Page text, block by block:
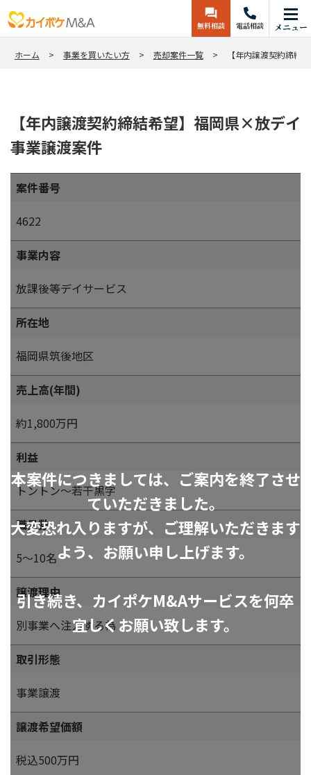
無料相談 電話相談 メニュー
ホーム 事業を買いたい方 売却案件一覧 【年内譲渡契約締結
【年内譲渡契約締結希望】福岡県×放デイ
事業譲渡案件
本案件につきましては、ご案内を終了させ
ていただきました。
大変恐れ入りますが、ご理解いただきます
よう、お願い申し上げます。
引き続き、カイポケM&Aサービスを何卒
宜しくお願い致します。
案件番号
4622
事業内容
放課後等デイサービス
所在地
福岡県筑後地区
売上高(年間)
約1,800万円
利益
トントン～若干黒字
職員数
5～10名
譲渡理由
別事業へ注力する為
取引形態
事業譲渡
譲渡希望価額
税込500万円